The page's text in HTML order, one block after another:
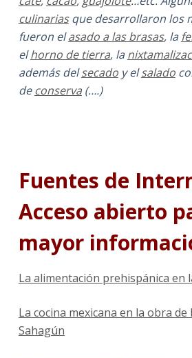
culinariasque desarrollaron los
fueron elasado a las brasas, la
elhorno de tierra, la
además delsecadoy elsalado
deconserva(….)
Fuentes de
Acceso abierto
mayor
La alimentación prehispánica en
La cocina mexicana en la obra
Sahagún